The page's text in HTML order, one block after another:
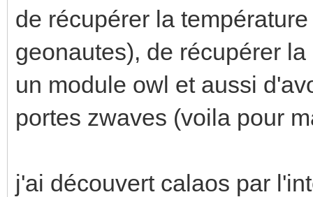
de récupérer la
geonautes), de récupérer
un module owl et aussi
portes zwaves (voila pour
j'ai découvert calaos par